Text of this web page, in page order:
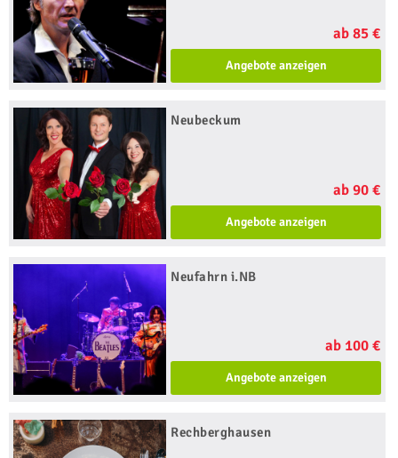
ab 85 €
Angebote anzeigen
Neubeckum
ab 90 €
Angebote anzeigen
Neufahrn i.NB
ab 100 €
Angebote anzeigen
Rechberghausen